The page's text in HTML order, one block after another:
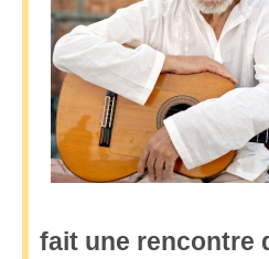
fait une rencontre